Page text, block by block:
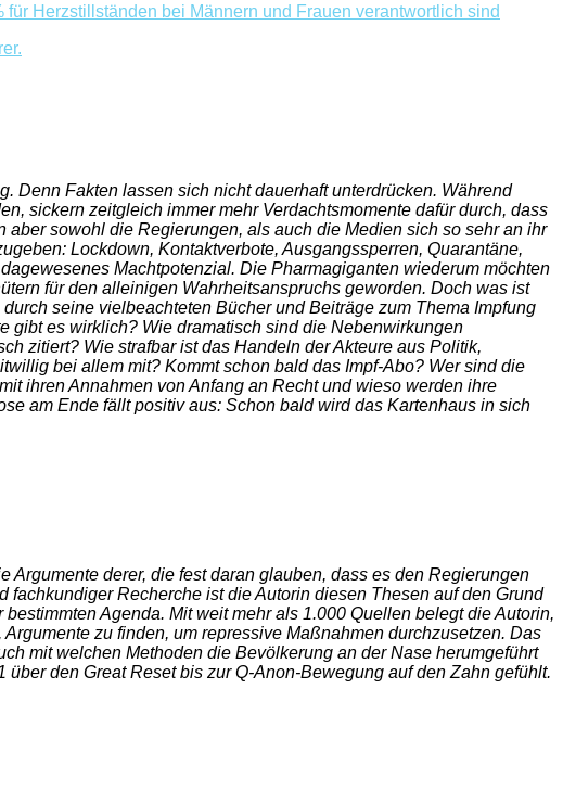
Herzstillständen bei Männern und Frauen verantwortlich sind
Denn Fakten lassen sich nicht dauerhaft unterdrücken. Während
sickern zeitgleich immer mehr Verdachtsmomente dafür durch, dass
sowohl die Regierungen, als auch die Medien sich so sehr an ihr
Lockdown, Kontaktverbote, Ausgangssperren, Quarantäne,
Machtpotenzial. Die Pharmagiganten wiederum möchten
für den alleinigen Wahrheitsanspruchs geworden. Doch was ist
seine vielbeachteten Bücher und Beiträge zum Thema Impfung
gibt es wirklich? Wie dramatisch sind die Nebenwirkungen
zitiert? Wie strafbar ist das Handeln der Akteure aus Politik,
bei allem mit? Kommt schon bald das Impf-Abo? Wer sind die
ihren Annahmen von Anfang an Recht und wieso werden ihre
am Ende fällt positiv aus: Schon bald wird das Kartenhaus in sich
Argumente derer, die fest daran glauben, dass es den Regierungen
Recherche ist die Autorin diesen Thesen auf den Grund
Agenda. Mit weit mehr als 1.000 Quellen belegt die Autorin,
zu finden, um repressive Maßnahmen durchzusetzen. Das
mit welchen Methoden die Bevölkerung an der Nase herumgeführt
den Great Reset bis zur Q-Anon-Bewegung auf den Zahn gefühlt.